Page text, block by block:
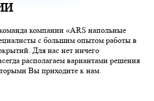
компании «ARS напольные
с большим опытом работы в
Для нас нет ничего
располагаем вариантами решения
Вы приходите к нам.